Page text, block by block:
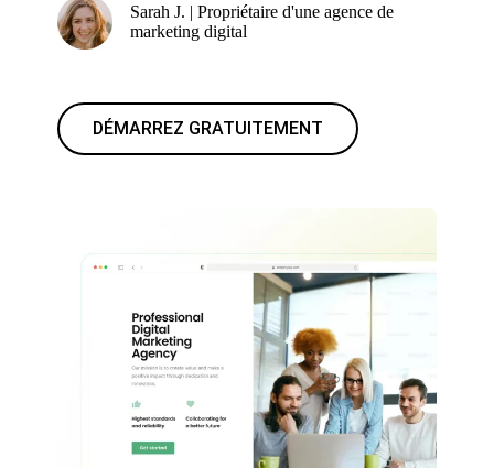
Sarah J. | Propriétaire d'une agence de
marketing digital
DÉMARREZ GRATUITEMENT